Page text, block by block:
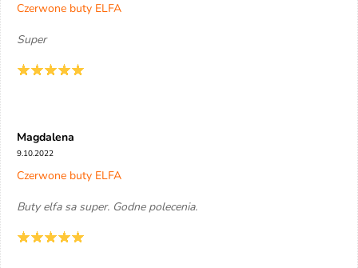
Czerwone buty ELFA
Super
Magdalena
9.10.2022
Czerwone buty ELFA
Buty elfa sa super. Godne polecenia.